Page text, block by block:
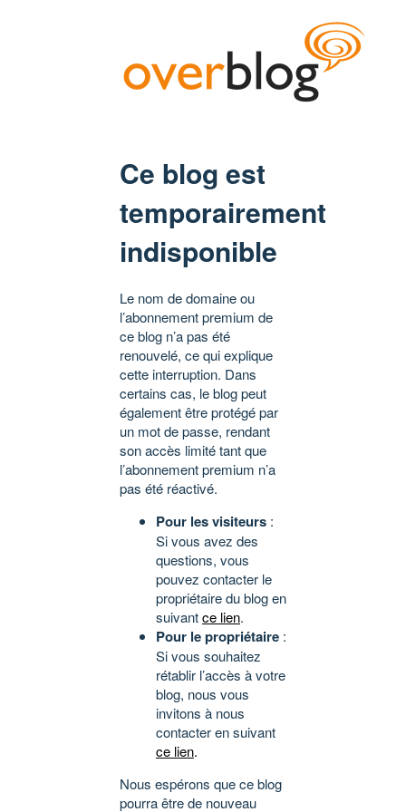
Ce blog est
temporairement
indisponible
Le nom de domaine ou
l’abonnement premium de
ce blog n’a pas été
renouvelé, ce qui explique
cette interruption. Dans
certains cas, le blog peut
également être protégé par
un mot de passe, rendant
son accès limité tant que
l’abonnement premium n’a
pas été réactivé.
Pour les visiteurs :
Si vous avez des
questions, vous
pouvez contacter le
propriétaire du blog en
suivantce lien.
Pour le propriétaire :
Si vous souhaitez
rétablir l’accès à votre
blog, nous vous
invitons à nous
contacter en suivant
ce lien.
Nous espérons que ce blog
pourra être de nouveau